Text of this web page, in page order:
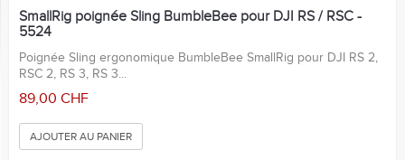
SmallRig poignée Sling BumbleBee pour DJI RS / RSC -
5524
Poignée Sling ergonomique BumbleBee SmallRig pour DJI RS 2,
RSC 2, RS 3, RS 3...
89,00 CHF
AJOUTER AU PANIER